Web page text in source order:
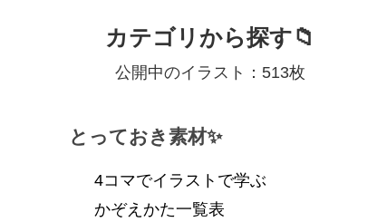
カテゴリから探す📁
公開中のイラスト：513枚
とっておき素材✨
4コマでイラストで学ぶ
かぞえかた一覧表